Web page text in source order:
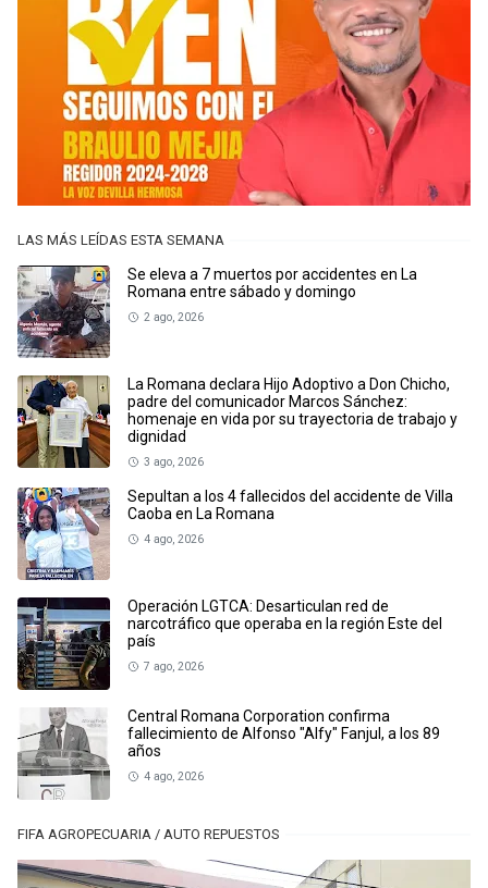
LAS MÁS LEÍDAS ESTA SEMANA
Se eleva a 7 muertos por accidentes en La
Romana entre sábado y domingo
2 ago, 2026
La Romana declara Hijo Adoptivo a Don Chicho,
padre del comunicador Marcos Sánchez:
homenaje en vida por su trayectoria de trabajo y
dignidad
3 ago, 2026
Sepultan a los 4 fallecidos del accidente de Villa
Caoba en La Romana
4 ago, 2026
Operación LGTCA: Desarticulan red de
narcotráfico que operaba en la región Este del
país
7 ago, 2026
Central Romana Corporation confirma
fallecimiento de Alfonso "Alfy" Fanjul, a los 89
años
4 ago, 2026
FIFA AGROPECUARIA / AUTO REPUESTOS